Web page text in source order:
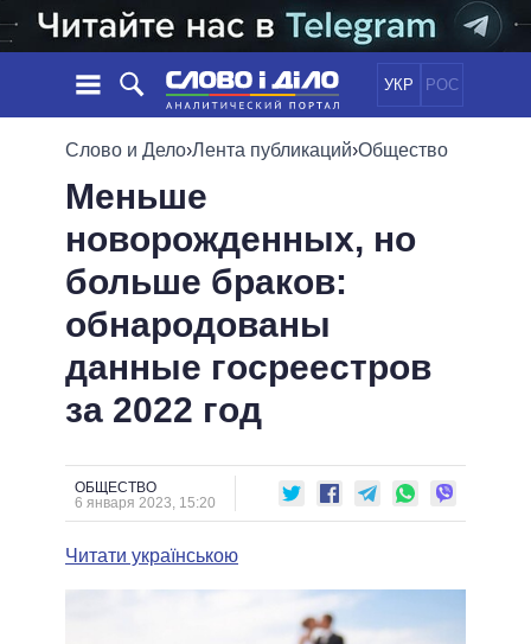
УКР РОС
НОВОСТИ
ЛЕНТА
СОБЫТИЯ
СТАТЬИ
МНЕНИЯ
ОБЗОРЫ
ДАЙДЖЕСТЫ
ЭКОНОМИКА
ОБЩЕСТВО
ПОЛИТИКИ
ВСЕ ПОЛИТИКИ
ПРЕЗИДЕНТ И ОФИС
ВЕРХОВНАЯ РАДА
КАБИНЕТ МИНИСТРОВ
МЭРЫ
ВСЕ ПЕРСОНЫ
ИНФОГРАФИКА
ВИДЕО
ПОДДЕРЖАТЬ
СРАВНЕНИЕ ПОЛИТИКОВ
Слово и Дело›Лента публикаций›Общество
Меньше
новорожденных, но
больше браков:
обнародованы
данные госреестров
за 2022 год
ОБЩЕСТВО
6 января 2023, 15:20
Читати українською